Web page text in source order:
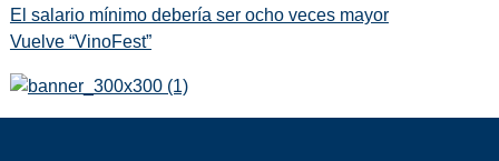
El salario mínimo debería ser ocho veces mayor
Vuelve “VinoFest”